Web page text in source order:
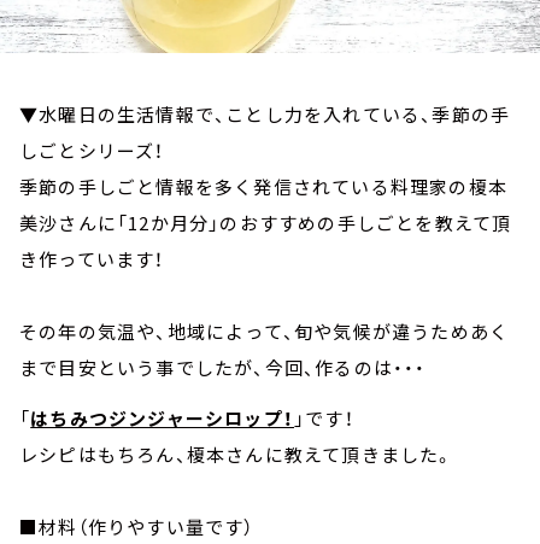
▼水曜日の生活情報で、ことし力を入れている、季節の手
しごとシリーズ！
季節の手しごと情報を多く発信されている料理家の榎本
美沙さんに「12か月分」のおすすめの手しごとを教えて頂
き作っています！
その年の気温や、地域によって、旬や気候が違うためあく
まで目安という事でしたが、今回、作るのは・・・
「はちみつジンジャーシロップ！ 」です！
レシピはもちろん、榎本さんに教えて頂きました。
■材料（作りやすい量です）